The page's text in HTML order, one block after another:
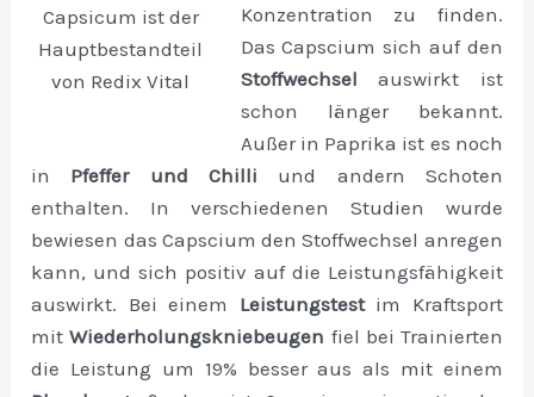
Capsicum ist der
Hauptbestandteil
von Redix Vital
Konzentration zu finden.
Das Capscium sich auf den
Stoffwechsel auswirkt ist
schon länger bekannt.
Außer in Paprika ist es noch
in Pfeffer und Chilli und andern Schoten
enthalten. In verschiedenen Studien wurde
bewiesen das Capscium den Stoffwechsel anregen
kann, und sich positiv auf die Leistungsfähigkeit
auswirkt. Bei einem Leistungstestim Kraftsport
mitWiederholungskniebeugen fiel bei Trainierten
die Leistung um 19% besser aus als mit einem